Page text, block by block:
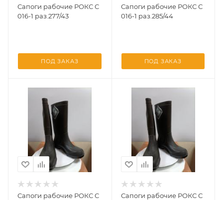
Сапоги рабочие РОКС С
016-1 раз.277/43
ПОД ЗАКАЗ
Сапоги рабочие РОКС С
016-1 раз.285/44
ПОД ЗАКАЗ
Сапоги рабочие РОКС С
Сапоги рабочие РОКС С